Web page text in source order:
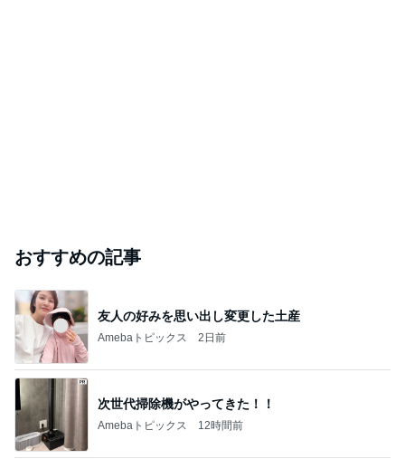
おすすめの記事
友人の好みを思い出し変更した土産
Amebaトピックス 2日前
次世代掃除機がやってきた！！
Amebaトピックス 12時間前